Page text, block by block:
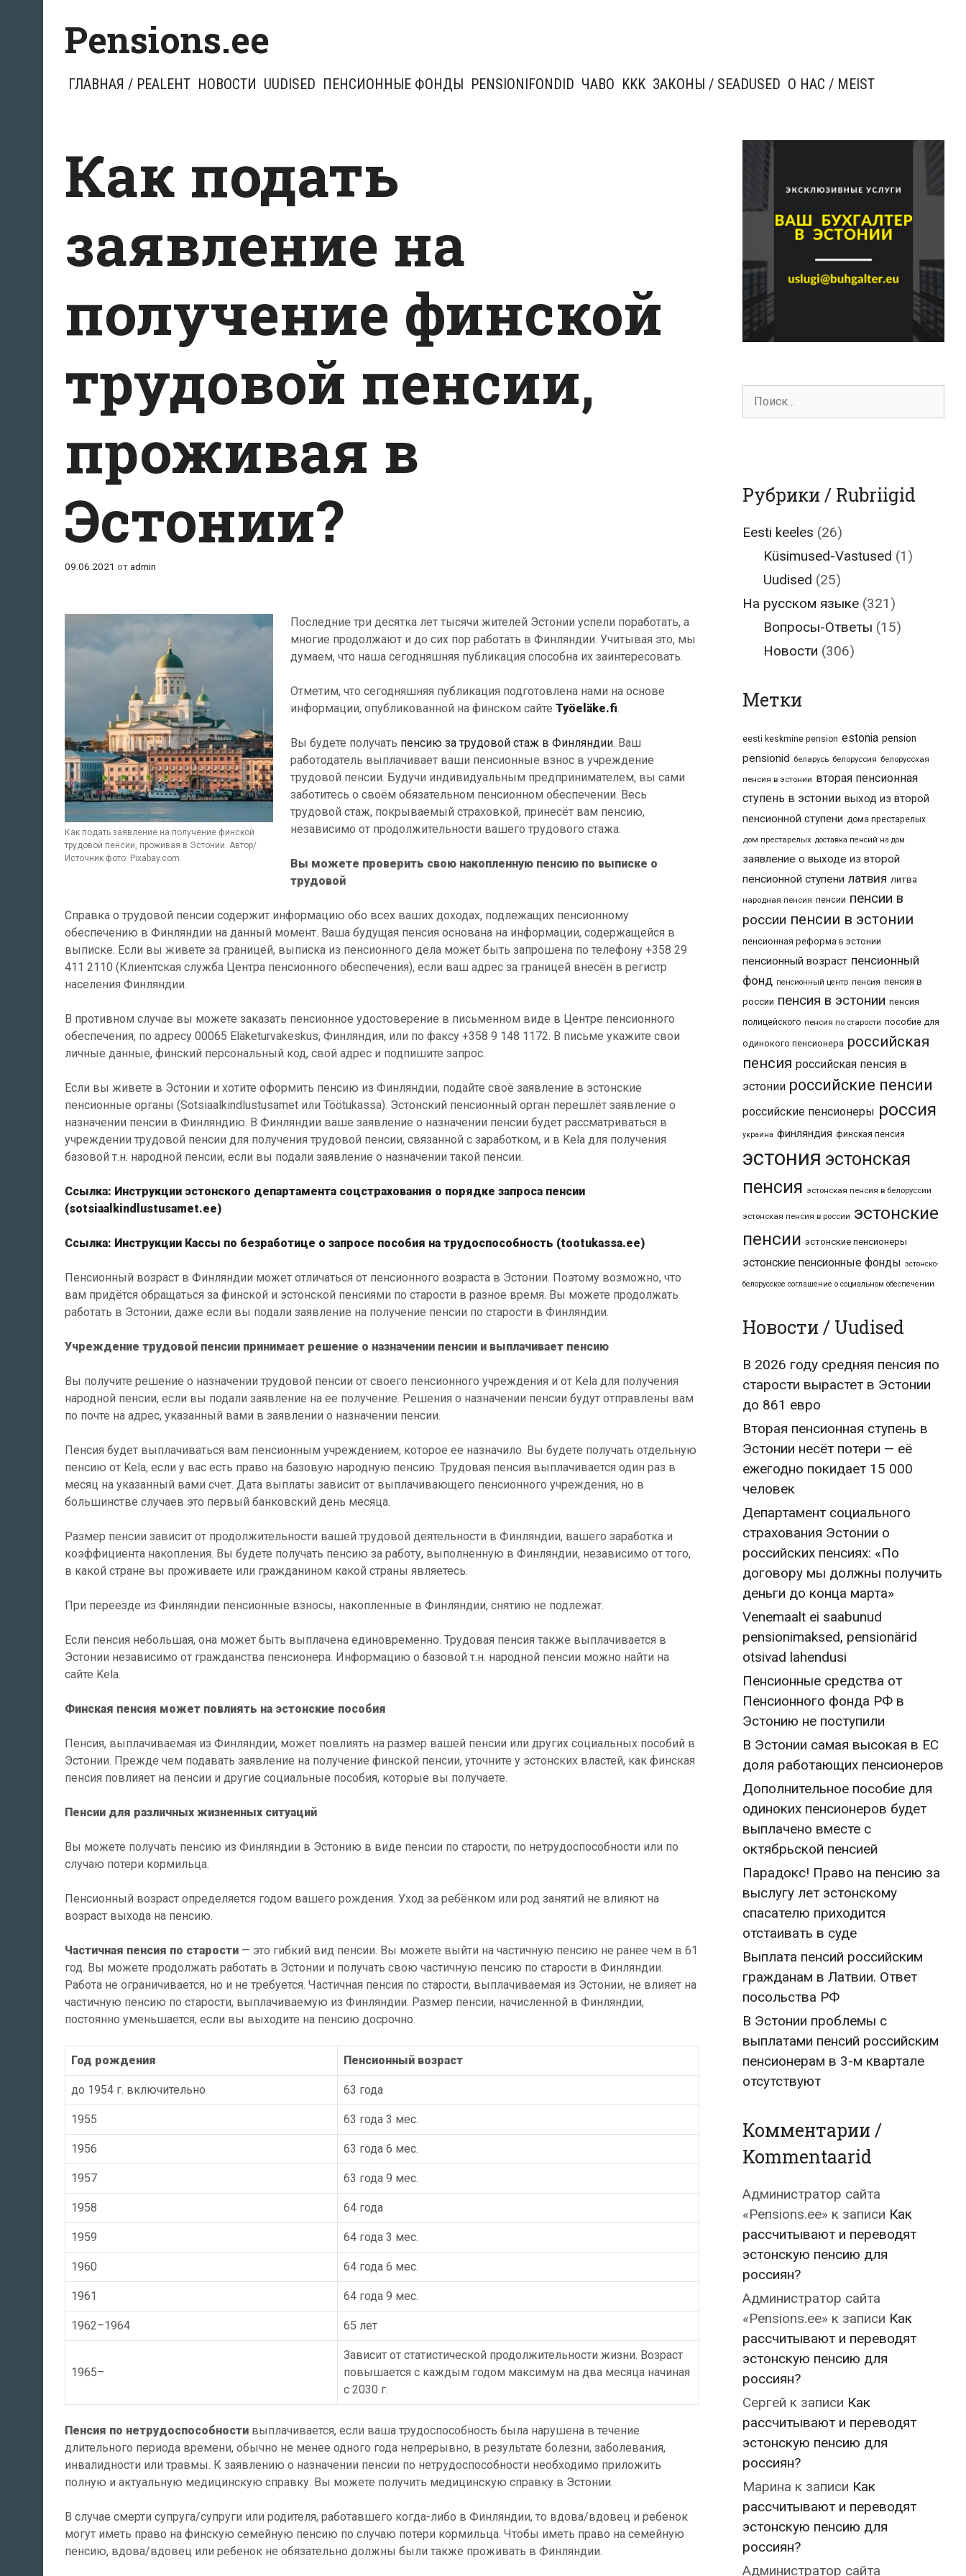
содержимому
Pensions.ee
ГЛАВНАЯ / PEALEHT НОВОСТИ UUDISED ПЕНСИОННЫЕ ФОНДЫ PENSIONIFONDID ЧАВО KKK ЗАКОНЫ / SEADUSED О НАС / MEIST
Как подать
заявление на
получение финской
трудовой пенсии,
проживая в
Эстонии?
09.06.2021 отadmin
Как подать заявление на получение финской
трудовой пенсии, проживая в Эстонии. Автор/
Источник фото: Pixabay.com.
Последние три десятка лет тысячи жителей Эстонии успели поработать, а
многие продолжают и до сих пор работать в Финляндии. Учитывая это, мы
думаем, что наша сегодняшняя публикация способна их заинтересовать.
Отметим, что сегодняшняя публикация подготовлена нами на основе
информации, опубликованной на финском сайте Työeläke.fi.
Вы будете получать пенсию за трудовой стаж в Финляндии. Ваш
работодатель выплачивает ваши пенсионные взнос в учреждение
трудовой пенсии. Будучи индивидуальным предпринимателем, вы сами
заботитесь о своём обязательном пенсионном обеспечении. Весь
трудовой стаж, покрываемый страховкой, принесёт вам пенсию,
независимо от продолжительности вашего трудового стажа.
Вы можете проверить свою накопленную пенсию по выписке о
трудовой
Справка о трудовой пенсии содержит информацию обо всех ваших доходах, подлежащих пенсионному
обеспечению в Финляндии на данный момент. Ваша будущая пенсия основана на информации, содержащейся в
выписке. Если вы живете за границей, выписка из пенсионного дела может быть запрошена по телефону +358 29
411 2110 (Клиентская служба Центра пенсионного обеспечения), если ваш адрес за границей внесён в регистр
населения Финляндии.
В противном случае вы можете заказать пенсионное удостоверение в письменном виде в Центре пенсионного
обеспечения, по адресу 00065 Eläketurvakeskus, Финляндия, или по факсу +358 9 148 1172. В письме укажите свои
личные данные, финский персональный код, свой адрес и подпишите запрос.
Если вы живете в Эстонии и хотите оформить пенсию из Финляндии, подайте своё заявление в эстонские
пенсионные органы (Sotsiaalkindlustusamet или Töötukassa). Эстонский пенсионный орган перешлёт заявление о
назначении пенсии в Финляндию. В Финляндии ваше заявление о назначении пенсии будет рассматриваться в
учреждении трудовой пенсии для получения трудовой пенсии, связанной с заработком, и в Kela для получения
базовой т.н. народной пенсии, если вы подали заявление о назначении такой пенсии.
Ссылка: Инструкции эстонского департамента соцстрахования о порядке запроса пенсии
(sotsiaalkindlustusamet.ee)
Ссылка: Инструкции Кассы по безработице о запросе пособия на трудоспособность (tootukassa.ee)
Пенсионный возраст в Финляндии может отличаться от пенсионного возраста в Эстонии. Поэтому возможно, что
вам придётся обращаться за финской и эстонской пенсиями по старости в разное время. Вы можете продолжать
работать в Эстонии, даже если вы подали заявление на получение пенсии по старости в Финляндии.
Учреждение трудовой пенсии принимает решение о назначении пенсии и выплачивает пенсию
Вы получите решение о назначении трудовой пенсии от своего пенсионного учреждения и от Kela для получения
народной пенсии, если вы подали заявление на ее получение. Решения о назначении пенсии будут отправлены вам
по почте на адрес, указанный вами в заявлении о назначении пенсии.
Пенсия будет выплачиваться вам пенсионным учреждением, которое ее назначило. Вы будете получать отдельную
пенсию от Kela, если у вас есть право на базовую народную пенсию. Трудовая пенсия выплачивается один раз в
месяц на указанный вами счет. Дата выплаты зависит от выплачивающего пенсионного учреждения, но в
большинстве случаев это первый банковский день месяца.
Размер пенсии зависит от продолжительности вашей трудовой деятельности в Финляндии, вашего заработка и
коэффициента накопления. Вы будете получать пенсию за работу, выполненную в Финляндии, независимо от того,
в какой стране вы проживаете или гражданином какой страны являетесь.
При переезде из Финляндии пенсионные взносы, накопленные в Финляндии, снятию не подлежат.
Если пенсия небольшая, она может быть выплачена единовременно. Трудовая пенсия также выплачивается в
Эстонии независимо от гражданства пенсионера. Информацию о базовой т.н. народной пенсии можно найти на
сайте Kela.
Финская пенсия может повлиять на эстонские пособия
Пенсия, выплачиваемая из Финляндии, может повлиять на размер вашей пенсии или других социальных пособий в
Эстонии. Прежде чем подавать заявление на получение финской пенсии, уточните у эстонских властей, как финская
пенсия повлияет на пенсии и другие социальные пособия, которые вы получаете.
Пенсии для различных жизненных ситуаций
Вы можете получать пенсию из Финляндии в Эстонию в виде пенсии по старости, по нетрудоспособности или по
случаю потери кормильца.
Пенсионный возраст определяется годом вашего рождения. Уход за ребёнком или род занятий не влияют на
возраст выхода на пенсию.
Частичная пенсия по старости — это гибкий вид пенсии. Вы можете выйти на частичную пенсию не ранее чем в 61
год. Вы можете продолжать работать в Эстонии и получать свою частичную пенсию по старости в Финляндии.
Работа не ограничивается, но и не требуется. Частичная пенсия по старости, выплачиваемая из Эстонии, не влияет на
частичную пенсию по старости, выплачиваемую из Финляндии. Размер пенсии, начисленной в Финляндии,
постоянно уменьшается, если вы выходите на пенсию досрочно.
Год рождения Пенсионный возраст
до 1954 г. включительно 63 года
1955 63 года 3 мес.
1956 63 года 6 мес.
1957 63 года 9 мес.
1958 64 года
1959 64 года 3 мес.
1960 64 года 6 мес.
1961 64 года 9 мес.
1962–1964 65 лет
1965–
Зависит от статистической продолжительности жизни. Возраст
повышается с каждым годом максимум на два месяца начиная
с 2030 г.
Пенсия по нетрудоспособности выплачивается, если ваша трудоспособность была нарушена в течение
длительного периода времени, обычно не менее одного года непрерывно, в результате болезни, заболевания,
инвалидности или травмы. К заявлению о назначении пенсии по нетрудоспособности необходимо приложить
полную и актуальную медицинскую справку. Вы можете получить медицинскую справку в Эстонии.
В случае смерти супруга/супруги или родителя, работавшего когда-либо в Финляндии, то вдова/вдовец и ребенок
могут иметь право на финскую семейную пенсию по случаю потери кормильца. Чтобы иметь право на семейную
пенсию, вдова/вдовец или ребенок не обязательно должны были также проживать в Финляндии.
Поиск
для:
Рубрики / Rubriigid
Eesti keeles (26)
Küsimused-Vastused (1)
Uudised (25)
На русском языке (321)
Вопросы-Ответы (15)
Новости (306)
Метки
eesti keskmine pension estonia pension
pensionid беларусь белоруссия белорусская
пенсия в эстонии вторая пенсионная
ступень в эстонии выход из второй
пенсионной ступени дома престарелых
дом престарелых доставка пенсий на дом
заявление о выходе из второй
пенсионной ступени латвия литва
народная пенсия пенсии пенсии в
россии пенсии в эстонии
пенсионная реформа в эстонии
пенсионный возраст пенсионный
фонд пенсионный центр пенсия пенсия в
россии пенсия в эстонии пенсия
полицейского пенсия по старости пособие для
одинокого пенсионера российская
пенсия российская пенсия в
эстонии российские пенсии
российские пенсионеры россия
украина финляндия финская пенсия
эстония эстонская
пенсия эстонская пенсия в белоруссии
эстонская пенсия в россии эстонские
пенсии эстонские пенсионеры
эстонские пенсионные фонды эстонско-
белорусское соглашение о социальном обеспечении
Новости / Uudised
В 2026 году средняя пенсия по
старости вырастет в Эстонии
до 861 евро
Вторая пенсионная ступень в
Эстонии несёт потери — её
ежегодно покидает 15 000
человек
Департамент социального
страхования Эстонии о
российских пенсиях: «По
договору мы должны получить
деньги до конца марта»
Venemaalt ei saabunud
pensionimaksed, pensionärid
otsivad lahendusi
Пенсионные средства от
Пенсионного фонда РФ в
Эстонию не поступили
В Эстонии самая высокая в ЕС
доля работающих пенсионеров
Дополнительное пособие для
одиноких пенсионеров будет
выплачено вместе с
октябрьской пенсией
Парадокс! Право на пенсию за
выслугу лет эстонскому
спасателю приходится
отстаивать в суде
Выплата пенсий российским
гражданам в Латвии. Ответ
посольства РФ
В Эстонии проблемы с
выплатами пенсий российским
пенсионерам в 3-м квартале
отсутствуют
Комментарии /
Kommentaarid
Администратор сайта
«Pensions.ee» к записи Как
рассчитывают и переводят
эстонскую пенсию для
россиян?
Администратор сайта
«Pensions.ee» к записи Как
рассчитывают и переводят
эстонскую пенсию для
россиян?
Сергей к записи Как
рассчитывают и переводят
эстонскую пенсию для
россиян?
Марина к записи Как
рассчитывают и переводят
эстонскую пенсию для
россиян?
Администратор сайта